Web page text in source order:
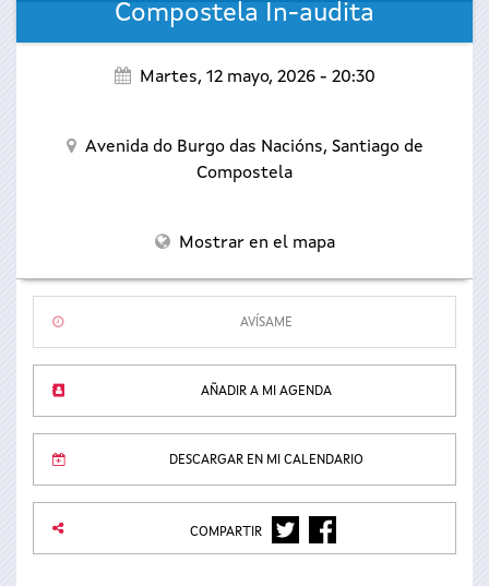
Compostela In-audita
Martes, 12 mayo, 2026 - 20:30
Avenida do Burgo das Nacións, Santiago de
Compostela
Mostrar en el mapa
AVÍSAME
AÑADIR A MI AGENDA
DESCARGAR EN MI CALENDARIO
COMPARTIR TWITTERFACEBOOK